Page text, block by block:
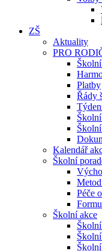
ZŠ
Aktuality
PRO
Platby
Řády
Kalendář
Školní
Péče
Školní akce